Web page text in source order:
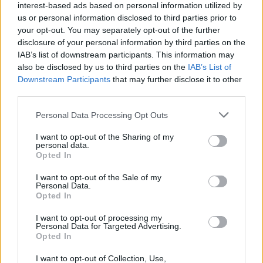
interest-based ads based on personal information utilized by
us or personal information disclosed to third parties prior to
your opt-out. You may separately opt-out of the further
disclosure of your personal information by third parties on the
IAB’s list of downstream participants. This information may
also be disclosed by us to third parties on the IAB’s List of
Downstream Participants that may further disclose it to other
Personal Data Processing Opt Outs
I want to opt-out of the Sharing of my
personal data.
Opted In
I want to opt-out of the Sale of my
Personal Data.
Opted In
I want to opt-out of processing my
Personal Data for Targeted Advertising.
Opted In
I want to opt-out of Collection, Use,
почувствува сето она за кое што денеска
зборуваме. Затоа велам ако ние имаме раст на
платите од 11, 12, 13 проценти на месечно
ниво, а инфлација условно кажано во просек од
4 проценти, тогаш нето имаме зголемување од
7 проценти. Каква беше состојбата пред година
што беше под нивото на инфлација, што значи
дека стандардот беше во негатива, односно во
минус, за разлика од сега кој е во позитива,
посочи премиерот Мицкоски.
© Vecer.mk, правата за текстот се на редакцијата
„СПУШТЕТЕ ГИ ЦЕНИТЕ НА
ГОРИВОТО ВЕДНАШ“ - Трамп им
нареди на нафтените гиганти